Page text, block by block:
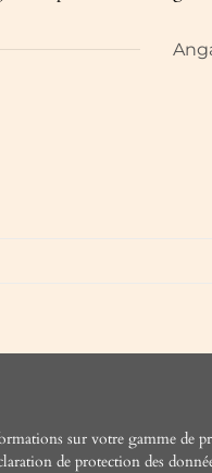
sur votre gamme de
de protection des